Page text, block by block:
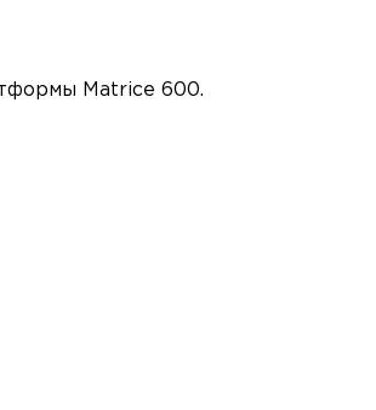
Matrice 600.